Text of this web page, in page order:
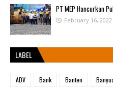
PT MEP Hancurkan
February 16, 2022
LABEL
ADV Bank Banten